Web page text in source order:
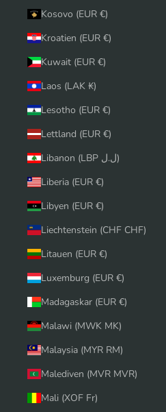
Kosovo (EUR €)
Kroatien (EUR €)
Kuwait (EUR €)
Laos (LAK ₭)
Lesotho (EUR €)
Lettland (EUR €)
Libanon (LBP ل.ل)
Liberia (EUR €)
Libyen (EUR €)
Liechtenstein (CHF CHF)
Litauen (EUR €)
Luxemburg (EUR €)
Madagaskar (EUR €)
Malawi (MWK MK)
Malaysia (MYR RM)
Malediven (MVR MVR)
Mali (XOF Fr)